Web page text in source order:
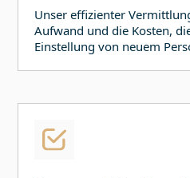
Unser effizienter
Aufwand und die Kosten,
Einstellung von neuem